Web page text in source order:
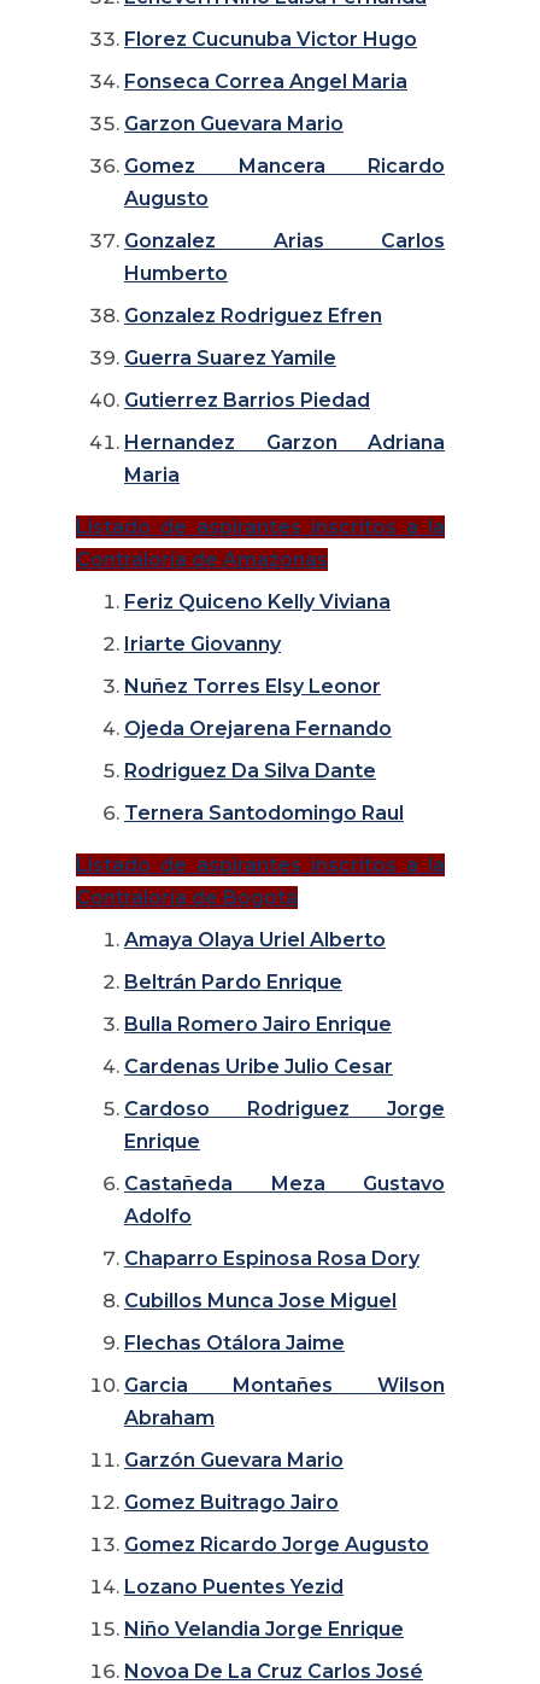
Florez Cucunuba Victor Hugo
Fonseca Correa Angel Maria
Garzon Guevara Mario
Gomez Mancera Ricardo
Augusto
Gonzalez Arias Carlos
Humberto
Gonzalez Rodriguez Efren
Guerra Suarez Yamile
Gutierrez Barrios Piedad
Hernandez Garzon Adriana
Maria
Listado de aspirantes inscritos a la
Contraloría de Amazonas
Feriz Quiceno Kelly Viviana
Iriarte Giovanny
Nuñez Torres Elsy Leonor
Ojeda Orejarena Fernando
Rodriguez Da Silva Dante
Ternera Santodomingo Raul
Listado de aspirantes inscritos a la
Contraloría de Bogotá
Amaya Olaya Uriel Alberto
Beltrán Pardo Enrique
Bulla Romero Jairo Enrique
Cardenas Uribe Julio Cesar
Cardoso Rodriguez Jorge
Enrique
Castañeda Meza Gustavo
Adolfo
Chaparro Espinosa Rosa Dory
Cubillos Munca Jose Miguel
Flechas Otálora Jaime
Garcia Montañes Wilson
Abraham
Garzón Guevara Mario
Gomez Buitrago Jairo
Gomez Ricardo Jorge Augusto
Lozano Puentes Yezid
Niño Velandia Jorge Enrique
Novoa De La Cruz Carlos José